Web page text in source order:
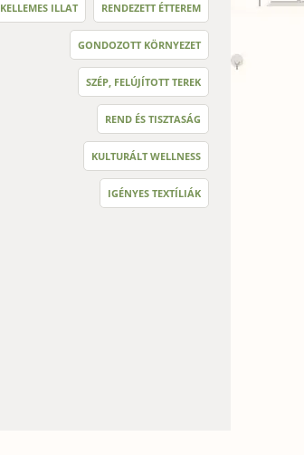
KELLEMES ILLAT RENDEZETT ÉTTEREM
GONDOZOTT KÖRNYEZET
SZÉP, FELÚJÍTOTT TEREK
REND ÉS TISZTASÁG
KULTURÁLT WELLNESS
IGÉNYES TEXTÍLIÁK